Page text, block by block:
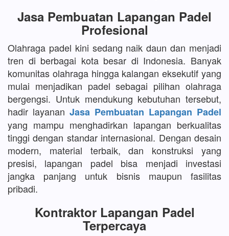
Jasa Pembuatan Lapangan Padel
Profesional
Olahraga padel kini sedang naik daun dan menjadi
tren di berbagai kota besar di Indonesia. Banyak
komunitas olahraga hingga kalangan eksekutif yang
mulai menjadikan padel sebagai pilihan olahraga
bergengsi. Untuk mendukung kebutuhan tersebut,
hadir layanan Jasa Pembuatan Lapangan Padel
yang mampu menghadirkan lapangan berkualitas
tinggi dengan standar internasional. Dengan desain
modern, material terbaik, dan konstruksi yang
presisi, lapangan padel bisa menjadi investasi
jangka panjang untuk bisnis maupun fasilitas
pribadi.
Kontraktor Lapangan Padel
Terpercaya